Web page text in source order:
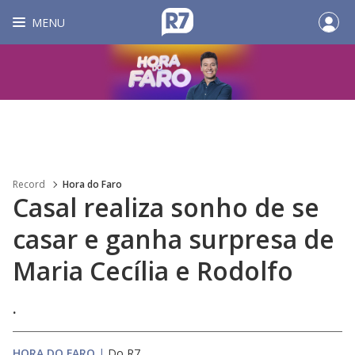
MENU
Record Hora do Faro
Casal realiza sonho de se
casar e ganha surpresa de
Maria Cecília e Rodolfo
.